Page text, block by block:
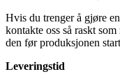
Hvis du trenger å gjøre
kontakte oss så raskt
den før produksjonen
Leveringstid